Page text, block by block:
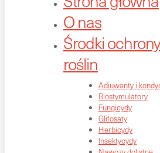
O nas
Środki ochrony
roślin
Adiuwanty i
Biostymulatory
Fungicydy
Glifosaty
Herbicydy
Insektycydy